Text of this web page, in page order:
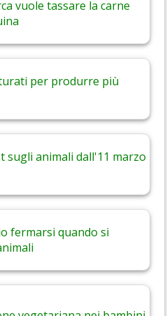
vuole tassare la carne
per produrre più
sugli animali dall'11 marzo
fermarsi quando si